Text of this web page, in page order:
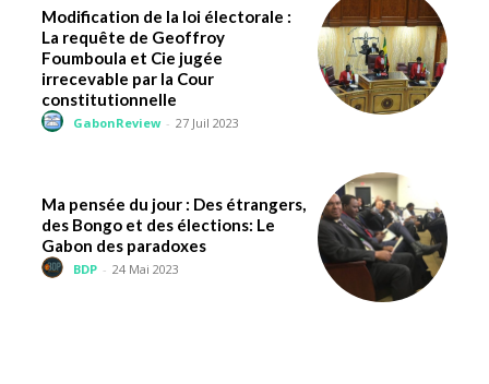
Modification de la loi électorale :
La requête de Geoffroy
Foumboula et Cie jugée
irrecevable par la Cour
constitutionnelle
GabonReview - 27 Juil 2023
Ma pensée du jour : Des étrangers,
des Bongo et des élections: Le
Gabon des paradoxes
BDP - 24 Mai 2023